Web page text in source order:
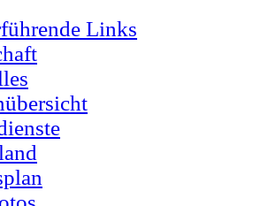
Links